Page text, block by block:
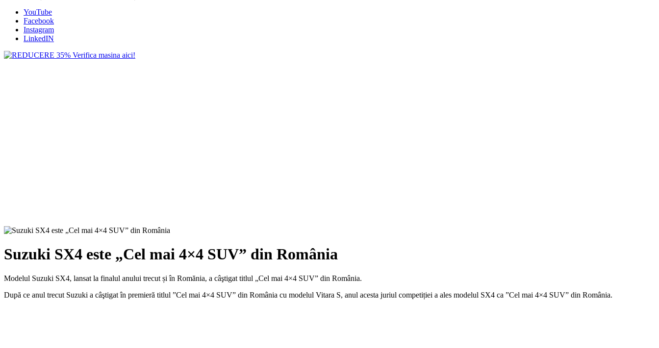
YouTube
Facebook
Instagram
LinkedIN
Suzuki SX4 este „Cel mai 4×4 SUV” din România
Modelul Suzuki SX4, lansat la finalul anului trecut și în Romănia, a câştigat titlul „Cel mai 4×4 SUV” din România.
După ce anul trecut Suzuki a câştigat în premieră titlul ”Cel mai 4×4 SUV” din România cu modelul Vitara S, anul acesta juriul competiției a ales modelul SX4 ca ”Cel mai 4×4 SUV” din România.